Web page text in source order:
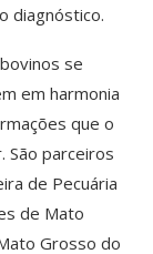
diagnóstico.
se
em harmonia
que o
São parceiros
de Pecuária
de Mato
Grosso do